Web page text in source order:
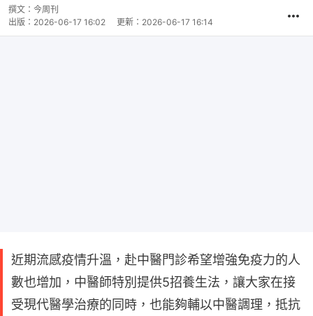
撰文： 今周刊
出版： 2026-06-17 16:02 更新： 2026-06-17 16:14
近期流感疫情升溫，赴中醫門診希望增強免疫力的人
數也增加，中醫師特別提供5招養生法，讓大家在接
受現代醫學治療的同時，也能夠輔以中醫調理，抵抗